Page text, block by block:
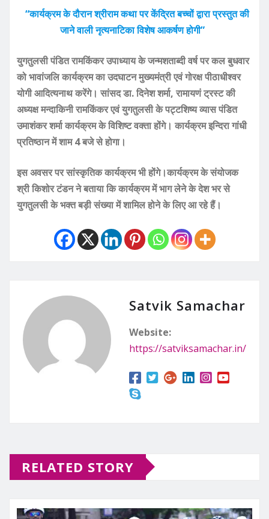
“कार्यक्रम के दौरान श्रीराम कथा पर केंद्रित बच्चों द्वारा प्रस्तुत की
जाने वाली नृत्यनाटिका विशेष आकर्षण होगी”
युगतुलसी पंडित रामकिंकर उपाध्याय के जन्मशताब्दी वर्ष पर कल बुधवार
को भावांजलि कार्यक्रम का उदघाटन मुख्यमंत्री एवं गोरक्ष पीठाधीश्वर
योगी आदित्यनाथ करेंगे। सांसद डा. दिनेश शर्मा, रामायणं ट्रस्ट की
अध्यक्ष मन्दाकिनी रामकिंकर एवं युगतुलसी के पट्टशिष्य व्यास पंडित
उमाशंकर शर्मा कार्यक्रम के विशिष्ट वक्ता होंगे। कार्यक्रम इन्दिरा गांधी
प्रतिष्ठान में शाम 4 बजे से होगा।
इस अवसर पर सांस्कृतिक कार्यक्रम भी होंगे।कार्यक्रम के संयोजक
श्री किशोर टंडन ने बताया कि कार्यक्रम में भाग लेने के देश भर से
युगतुलसी के भक्त बड़ी संख्या में शामिल होने के लिए आ रहे हैं।
Satvik Samachar
Website:
https://satviksamachar.in/
RELATED STORY